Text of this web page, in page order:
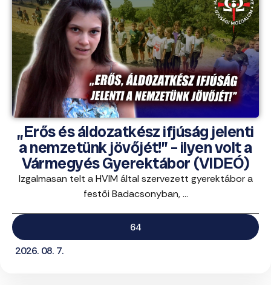
„Erős és áldozatkész ifjúság jelenti
a nemzetünk jövőjét!” – ilyen volt a
Vármegyés Gyerektábor (VIDEÓ)
Izgalmasan telt a HVIM által szervezett gyerektábor a
festői Badacsonyban, ...
64
2026. 08. 7.